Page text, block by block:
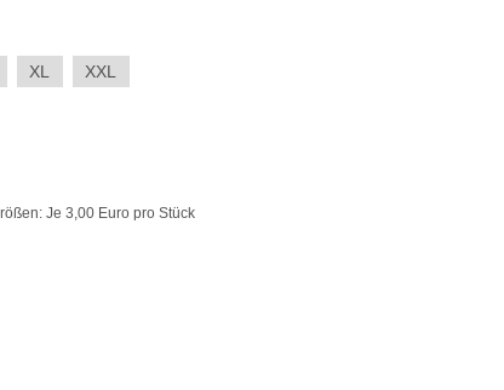
XL XXL
Je 3,00 Euro pro Stück